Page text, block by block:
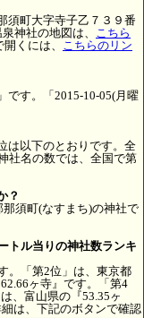
須町大字寺子乙７３９番
神社の地図は、 こちら
くには、 こちらのリン
です。「2015-10-05(月曜
は以下のとおりです。全
社名の数では、全国で第
？
那須町(なすまち)の神社で
トル当りの神社数ランキ
。「第2位」は、東京都
ヶ寺』です。「第4
、富山県の『53.35ヶ
は、下記のボタンで確認